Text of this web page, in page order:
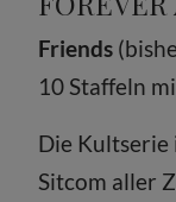
Friends
10 Staffeln
Die Kultserie
Sitcom aller